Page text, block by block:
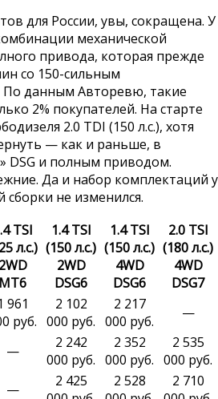
для России, увы, сокращена. У
механической
привода, которая прежде
со 150-сильным
По данным Авторевю, такие
2% покупателей. На старте
2.0 TDI (150 л.с.), хотя
— как и раньше, в
DSG и полным приводом.
Да и набор комплектаций у
не изменился.
TSI
л.с.)
2WD
MT6
1.4 TSI
(150 л.с.)
2WD
DSG6
1.4 TSI
(150 л.с.)
4WD
DSG6
2.0 TSI
(180 л.с.)
4WD
DSG7
961
руб.
2 102
000 руб.
2 217
000 руб.
—
—
2 242
000 руб.
2 352
000 руб.
2 535
000 руб.
—
2 425
2 528
2 710